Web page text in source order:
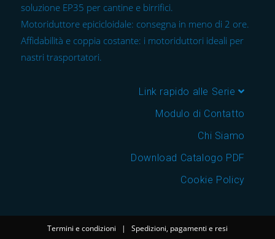
soluzione EP35 per cantine e birrifici.
Motoriduttore epicicloidale: consegna in meno di 2 ore.
Affidabilità e coppia costante: i motoriduttori ideali per
nastri trasportatori.
Link rapido alle Serie
Modulo di Contatto
Chi Siamo
Download Catalogo PDF
Cookie Policy
Termini e condizioni | Spedizioni, pagamenti e resi